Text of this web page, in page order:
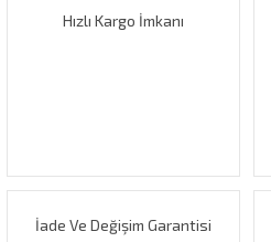
Hızlı Kargo İmkanı
İade Ve Değişim Garantisi